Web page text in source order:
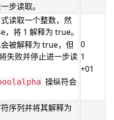
步读取。
读取一个整数，然
，将 1 解释为 true。
被解释为 true，但
失败并停止进一步读
操纵符会
0
1
+01
序列并将其解释为